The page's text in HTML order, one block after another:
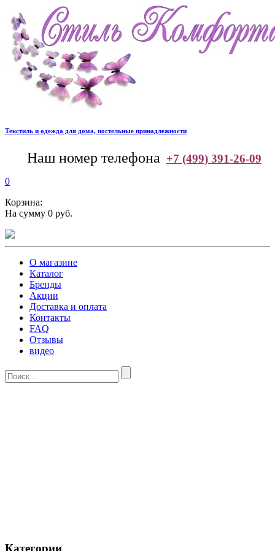
Текстиль и одежда для дома, постельные принадлежности
Наш номер телефона +7 (499) 391-26-09
0
Корзина:
На сумму 0 руб.
О магазине
Каталог
Бренды
Акции
Доставка и оплата
Контакты
FAQ
Отзывы
видео
Категории